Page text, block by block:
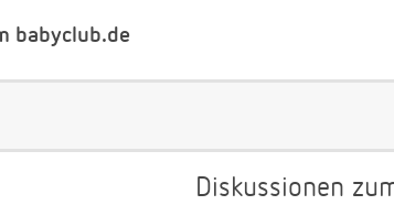
babyclub.de
Diskussionen